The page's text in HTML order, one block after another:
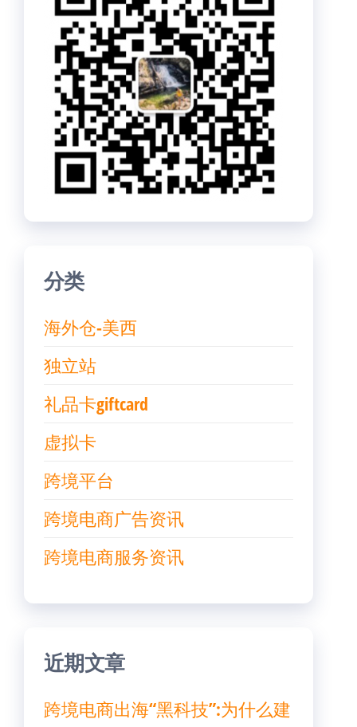
分类
海外仓-美西
独立站
礼品卡giftcard
虚拟卡
跨境平台
跨境电商广告资讯
跨境电商服务资讯
近期文章
跨境电商出海“黑科技”:为什么建